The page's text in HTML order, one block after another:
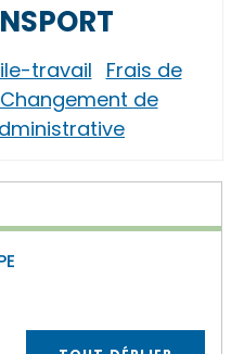
travail Frais de
Changement de